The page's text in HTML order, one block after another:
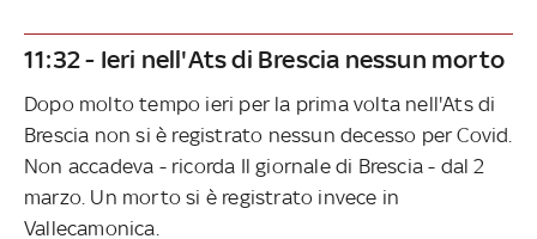
11:32 - Ieri nell'Ats di Brescia nessun morto
Dopo molto tempo ieri per la prima volta nell'Ats di
Brescia non si è registrato nessun decesso per Covid.
Non accadeva - ricorda Il giornale di Brescia - dal 2
marzo. Un morto si è registrato invece in
Vallecamonica.